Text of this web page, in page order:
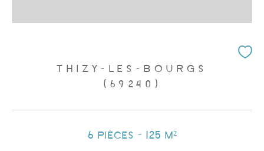
THIZY-LES-BOURGS
(69240)
6 pièces - 125 m²